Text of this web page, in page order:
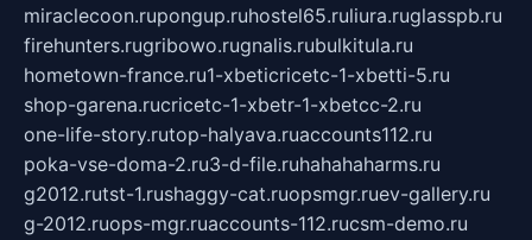
miraclecoon.rupongup.ruhostel65.ruliura.ruglasspb.ru
firehunters.rugribowo.rugnalis.rubulkitula.ru
hometown-france.ru1-xbeticricetc-1-xbetti-5.ru
shop-garena.rucricetc-1-xbetr-1-xbetcc-2.ru
one-life-story.rutop-halyava.ruaccounts112.ru
poka-vse-doma-2.ru3-d-file.ruhahahaharms.ru
g2012.rutst-1.rushaggy-cat.ruopsmgr.ruev-gallery.ru
g-2012.ruops-mgr.ruaccounts-112.rucsm-demo.ru